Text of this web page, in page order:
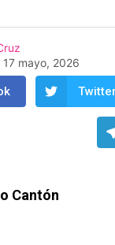
17 mayo, 2026
Twitter
Cantón